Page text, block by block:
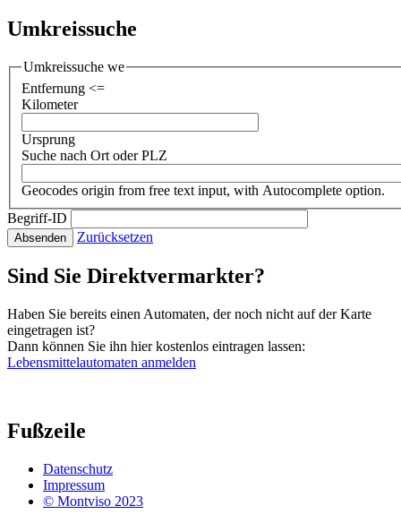
Umkreissuche
Umkreissuche we
Entfernung <=
Kilometer
Ursprung
Suche nach Ort oder PLZ
Geocodes origin from free text input, with Autocomplete option.
Begriff-ID
Absenden Zurücksetzen
Sind Sie Direktvermarkter?
Haben Sie bereits einen Automaten, der noch nicht auf der Karte
eingetragen ist?
Dann können Sie ihn hier kostenlos eintragen lassen:
Lebensmittelautomaten anmelden
Fußzeile
Datenschutz
Impressum
© Montviso 2023